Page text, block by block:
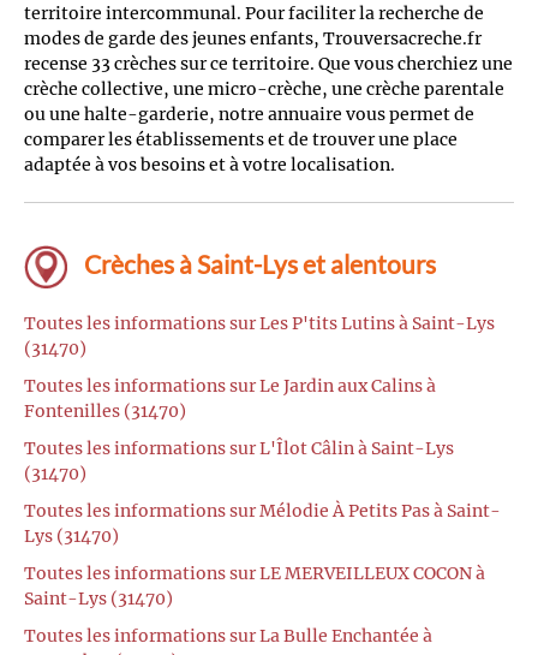
territoire intercommunal. Pour faciliter la recherche de
modes de garde des jeunes enfants, Trouversacreche.fr
recense 33 crèches sur ce territoire. Que vous cherchiez une
crèche collective, une micro-crèche, une crèche parentale
ou une halte-garderie, notre annuaire vous permet de
comparer les établissements et de trouver une place
adaptée à vos besoins et à votre localisation.
Crèches à Saint-Lys et alentours
Toutes les informations sur Les P'tits Lutins à Saint-Lys
(31470)
Toutes les informations sur Le Jardin aux Calins à
Fontenilles (31470)
Toutes les informations sur L'Îlot Câlin à Saint-Lys
(31470)
Toutes les informations sur Mélodie À Petits Pas à Saint-
Lys (31470)
Toutes les informations sur LE MERVEILLEUX COCON à
Saint-Lys (31470)
Toutes les informations sur La Bulle Enchantée à